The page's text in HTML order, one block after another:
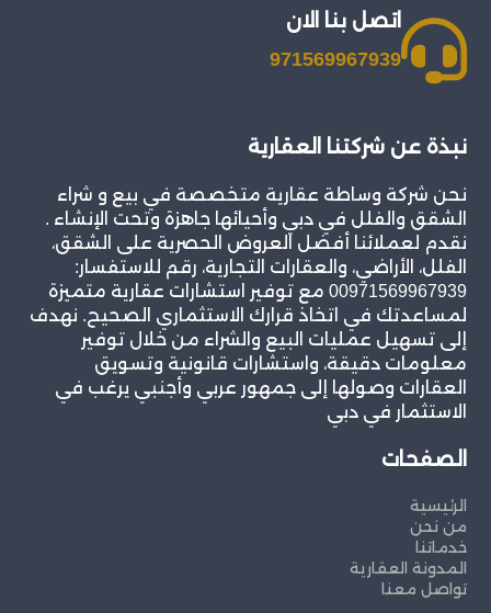
اتصل بنا الان
971569967939
نبذة عن شركتنا العقارية
نحن شركة وساطة عقارية متخصصة في بيع و شراء
الشقق والفلل في دبي وأحيائها جاهزة وتحت الإنشاء .
نقدم لعملائنا أفضل العروض الحصرية على الشقق،
الفلل، الأراضي، والعقارات التجارية، رقم للاستفسار:
00971569967939 مع توفير استشارات عقارية متميزة
لمساعدتك في اتخاذ قرارك الاستثماري الصحيح. نهدف
إلى تسهيل عمليات البيع والشراء من خلال توفير
معلومات دقيقة، واستشارات قانونية وتسويق
العقارات وصولها إلى جمهور عربي وأجنبي يرغب في
الاستثمار في دبي
الصفحات
الرئيسية
من نحن
خدماتنا
المدونة العقارية
تواصل معنا